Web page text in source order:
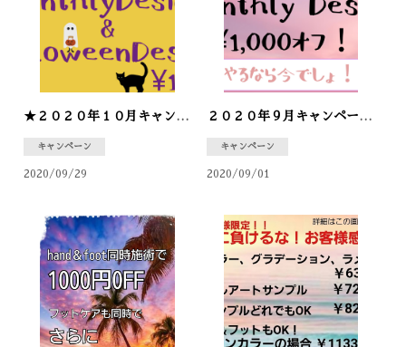
★２０２０年１０月キャンペーン★
キャンペーン
2020/09/29
２０２０年９月キャンペーン！
キャンペーン
2020/09/01